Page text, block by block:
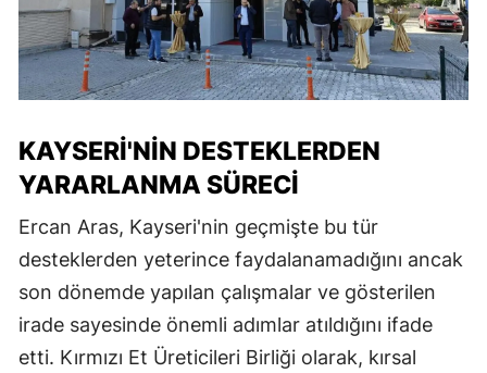
KAYSERI'NIN DESTEKLERDEN
YARARLANMA SÜRECI
Ercan Aras, Kayseri'nin geçmişte bu tür
desteklerden yeterince faydalanamadığını ancak
son dönemde yapılan çalışmalar ve gösterilen
irade sayesinde önemli adımlar atıldığını ifade
etti. Kırmızı Et Üreticileri Birliği olarak, kırsal